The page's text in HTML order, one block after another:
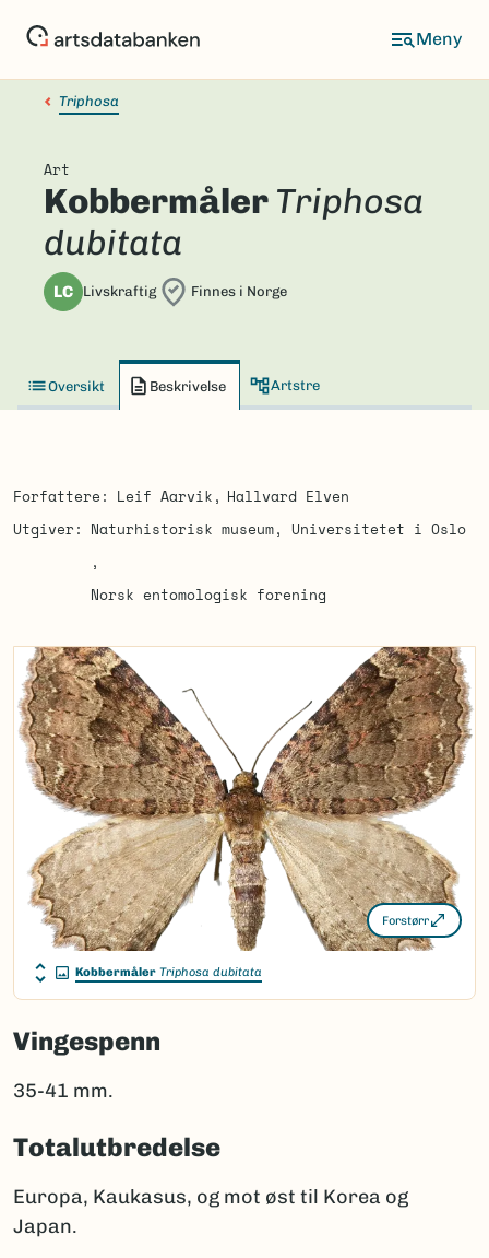
Triphosa
Art
Kobbermåler Triphosa
dubitata
LC Livskraftig Finnes i Norge
Oversikt Beskrivelse Artstre
Forfattere Leif Aarvik
Hallvard Elven
Utgiver
Naturhistorisk museum, Universitetet i Oslo
Norsk entomologisk forening
Forstørr
Kobbermåler Triphosa dubitata
Vingespenn
35-41 mm.
Totalutbredelse
Europa, Kaukasus, og mot øst til Korea og
Japan.